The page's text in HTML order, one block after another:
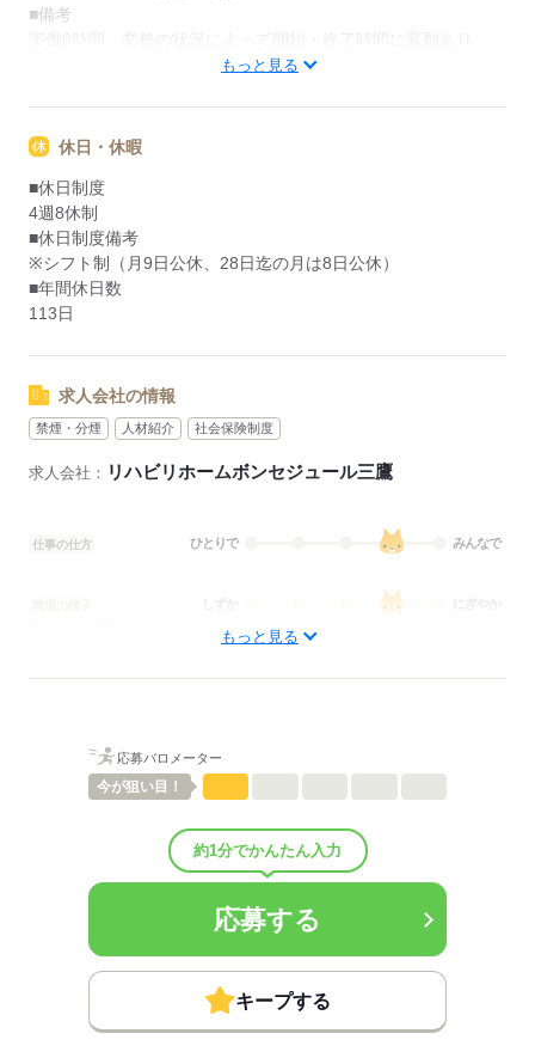
■備考
応募する
もっと見る
休日・休暇
■休日制度
4週8休制
■休日制度備考
※シフト制（月9日公休、28日迄の月は8日公休）
■年間休日数
113日
求人会社の情報
禁煙・分煙 人材紹介 社会保険制度
求人会社： リハビリホームボンセジュール三鷹
仕事の仕方 ひとりで みんなで
にぎやか
■退職金制度：有（勤続3年以上）
■退職金制度備考：
・自己啓発補助制度 12,000円/年
・介護支援専門員資格手当 5,000円/月
・社宅制度（適用エリア・条件等会社規程による）
・ベネッセグループ共済会 スポーツクラブ割引・医療費補助・宿
・進研ゼミ3割引受講制度
■その他手当：
通勤手当：自宅から2km以上の場合のみ支給
年末年始手当
もっと見る
応募バロメーター
今が狙い目！
約1分でかんたん入力
応募する
キープする